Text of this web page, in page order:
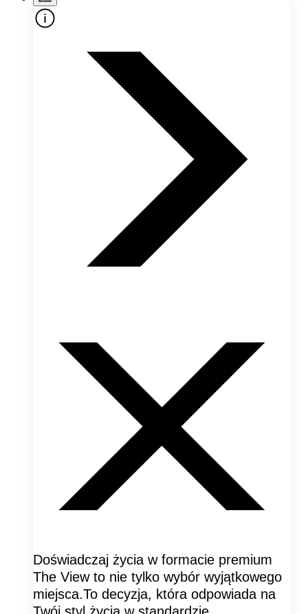
Doświadczaj życia w formacie premium
The View to nie tylko wybór wyjątkowego
miejsca.To decyzja, która odpowiada na